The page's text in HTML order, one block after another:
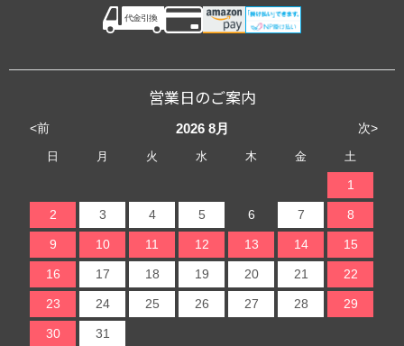
営業日のご案内
<前 次>
2026 8月
日 月 火 水 木 金 土
1
2 3 4 5 6 7 8
9 10 11 12 13 14 15
16 17 18 19 20 21 22
23 24 25 26 27 28 29
30 31